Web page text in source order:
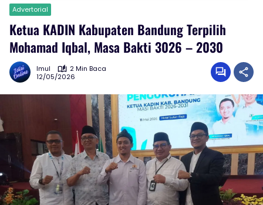
Advertorial
Ketua KADIN Kabupaten Bandung Terpilih
Mohamad Iqbal, Masa Bakti 3026 – 2030
Imul
2 Min Baca
12/05/2026